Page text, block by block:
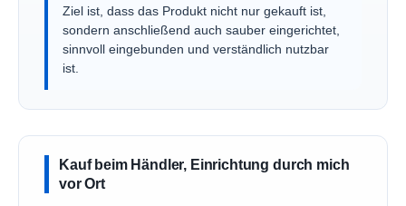
Ziel ist, dass das Produkt nicht nur gekauft ist,
sondern anschließend auch sauber eingerichtet,
sinnvoll eingebunden und verständlich nutzbar
ist.
Kauf beim Händler, Einrichtung durch mich
vor Ort